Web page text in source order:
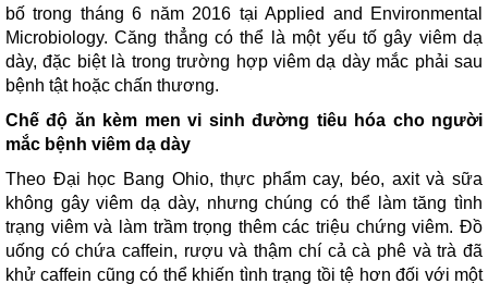
bố trong tháng 6 năm 2016 tại Applied and Environmental
Microbiology. Căng thẳng có thể là một yếu tố gây viêm dạ
dày, đặc biệt là trong trường hợp viêm dạ dày mắc phải sau
bệnh tật hoặc chấn thương.
Chế độ ăn kèm men vi sinh đường tiêu hóa cho người
mắc bệnh viêm dạ dày
Theo Đại học Bang Ohio, thực phẩm cay, béo, axit và sữa
không gây viêm dạ dày, nhưng chúng có thể làm tăng tình
trạng viêm và làm trầm trọng thêm các triệu chứng viêm. Đồ
uống có chứa caffein, rượu và thậm chí cả cà phê và trà đã
khử caffein cũng có thể khiến tình trạng tồi tệ hơn đối với một